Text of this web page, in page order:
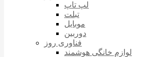
لپ تاپ
تبلت
موبایل
دوربین
فناوری روز
لوازم خانگی هوشمند